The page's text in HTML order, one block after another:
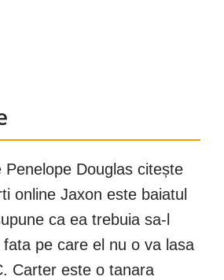
Penelope Douglas citește
online Jaxon este baiatul
ca ea trebuia sa-l
pe care el nu o va lasa
Carter este o tanara